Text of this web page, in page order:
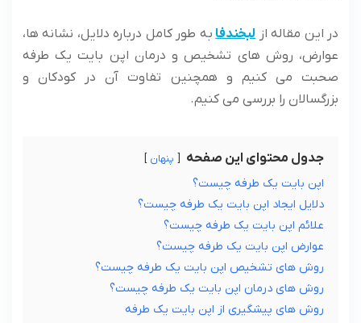
در این مقاله از لبخندفا به طور کامل درباره دلایل، نشانه ها،
عوارض، روش های تشخیص و درمان اپن بایت یک طرفه
صحبت می‌ کنیم و همچنین تفاوت آن در کودکان و
بزرگسالان را بررسی می‌ کنیم.
جدول محتوای این صفحه پنهان
اپن بایت یک طرفه چیست؟
دلایل ایجاد اپن بایت یک طرفه چیست؟
علائم اپن بایت یک طرفه چیست؟
عوارض اپن بایت یک طرفه چیست؟
روش های تشخیص اپن بایت یک طرفه چیست؟
روش های درمان اپن بایت یک طرفه چیست؟
روش های پیشگیری از اپن بایت یک طرفه